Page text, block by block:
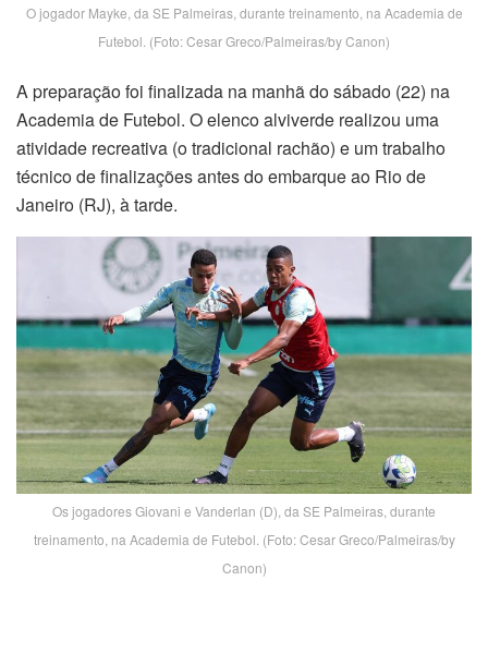
O jogador Mayke, da SE Palmeiras, durante treinamento, na Academia de
Futebol. (Foto: Cesar Greco/Palmeiras/by Canon)
A preparação foi finalizada na manhã do sábado (22) na
Academia de Futebol. O elenco alviverde realizou uma
atividade recreativa (o tradicional rachão) e um trabalho
técnico de finalizações antes do embarque ao Rio de
Janeiro (RJ), à tarde.
Os jogadores Giovani e Vanderlan (D), da SE Palmeiras, durante
treinamento, na Academia de Futebol. (Foto: Cesar Greco/Palmeiras/by
Canon)